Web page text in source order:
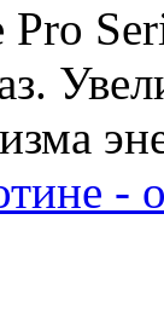
.
-